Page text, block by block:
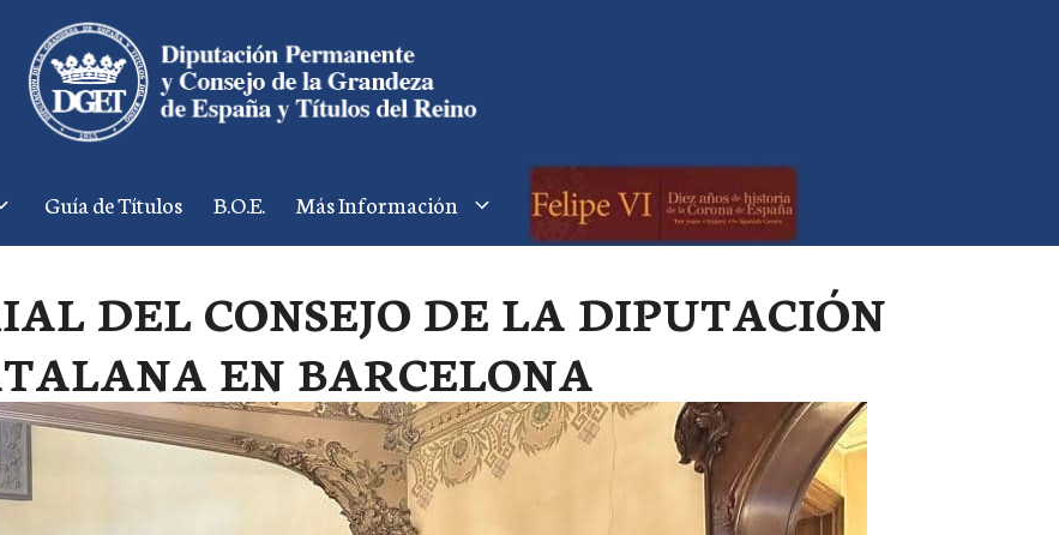
Guía de Títulos B.O.E. Más Información
DEL CONSEJO DE LA DIPUTACIÓN
EN BARCELONA